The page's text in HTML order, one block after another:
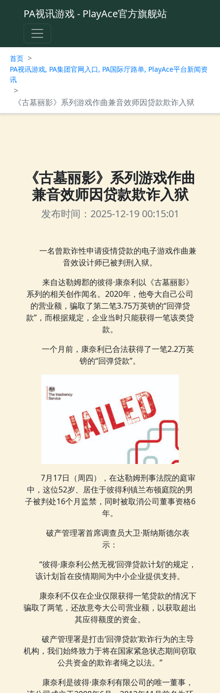
PA视讯游戏 - PlayAce官方旗舰站
首页 >
PA视讯游戏, PA集团官网入口, PA国际厅路单, PlayAce平台新闻资
讯
>
《古墓丽影》系列游戏作曲兼音效师因贷款欺诈入狱
《古墓丽影》系列游戏作曲
兼音效师因贷款欺诈入狱
发布时间：2025-12-19 00:15:01
一名曾欺诈性申请疫情贷款的电子游戏作曲兼
音效设计师已被判刑入狱。
来自达勒姆郡的彼得·康奈利以《古墓丽影》
系列的相关创作闻名。2020年，他夸大自己公司
的营业额，骗取了第二笔3.75万英镑的“回弹贷
款”，而根据规定，企业当时只能获得一笔该类贷
款。
一个月前，康奈利已合法获得了一笔2.2万英
镑的“回弹贷款”。
7月17日（周四），在达勒姆刑事法院的庭审
中，这位52岁、居住于彼得利镇兰布顿庭院的男
子被判处16个月监禁，同时被取消公司董事资格6
年。
破产管理署首席调查员大卫·斯纳斯德尔表
示：
“彼得·康奈利公然无视‘回弹贷款计划’的规定，
该计划旨在疫情期间为中小企业提供支持。
康奈利不仅在企业仅限获得一笔贷款的情况下
骗取了两笔，还故意夸大公司营业额，以获取超出
其应得额度的资金。
破产管理署是打击‘回弹贷款’欺诈行为的主导
机构，我们始终致力于将在国家紧急状态期间窃取
公共资金的欺诈者绳之以法。”
康奈利是彼得·康奈利有限公司的唯一董事，